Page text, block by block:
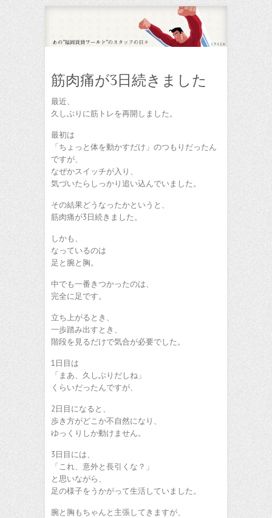
筋肉痛が3日続きました
最近、
久しぶりに筋トレを再開しました。
最初は
「ちょっと体を動かすだけ」のつもりだったん
ですが、
なぜかスイッチが入り、
気づいたらしっかり追い込んでいました。
その結果どうなったかというと、
筋肉痛が3日続きました。
しかも、
なっているのは
足と腕と胸。
中でも一番きつかったのは、
完全に足です。
立ち上がるとき、
一歩踏み出すとき、
階段を見るだけで気合が必要でした。
1日目は
「まあ、久しぶりだしね」
くらいだったんですが、
2日目になると、
歩き方がどこか不自然になり、
ゆっくりしか動けません。
3日目には、
「これ、意外と長引くな？」
と思いながら、
足の様子をうかがって生活していました。
腕と胸もちゃんと主張してきますが、